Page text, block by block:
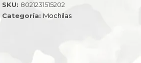
51520-
100
SKU: 8021231515202
Categoría: Mochilas